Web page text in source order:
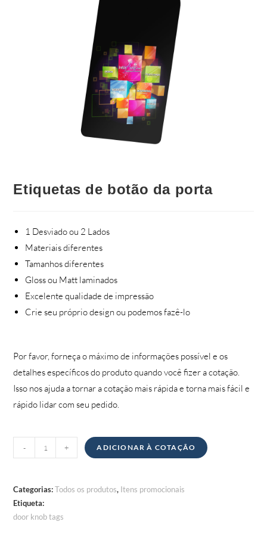
Etiquetas de botão da porta
1 Desviado ou 2 Lados
Materiais diferentes
Tamanhos diferentes
Gloss ou Matt laminados
Excelente qualidade de impressão
Crie seu próprio design ou podemos fazê-lo
Por favor, forneça o máximo de informações possível e os
detalhes específicos do produto quando você fizer a cotação.
Isso nos ajuda a tornar a cotação mais rápida e torna mais fácil e
rápido lidar com seu pedido.
Quantidade
de
de
botão
da
- + ADICIONAR À COTAÇÃO
Categorias:Todos os produtos, Itens promocionais
Etiqueta:
door knob tags